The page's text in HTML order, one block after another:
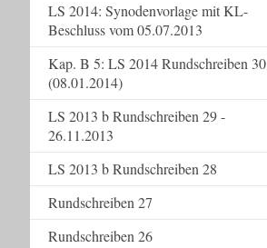
LS 2014: Synodenvorlage mit KL-
Beschluss vom 05.07.2013
Kap. B 5: LS 2014 Rundschreiben 30
(08.01.2014)
LS 2013 b Rundschreiben 29 -
26.11.2013
LS 2013 b Rundschreiben 28
Rundschreiben 27
Rundschreiben 26